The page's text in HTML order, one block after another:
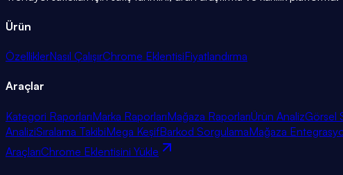
Ürün
ÖzelliklerNasıl ÇalışırChrome EklentisiFiyatlandırma
Araçlar
Kategori RaporlarıMarka RaporlarıMağaza RaporlarıÜrün AnalizGörsel
AnaliziSıralama TakibiMega KeşifBarkod SorgulamaMağaza
AraçlarıChrome Eklentisini Yükle